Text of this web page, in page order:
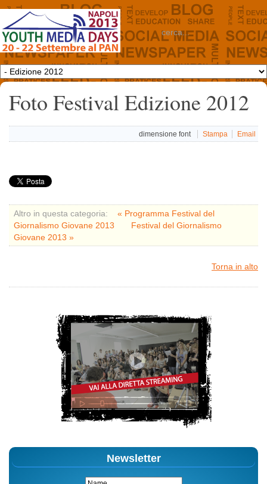
Foto Festival Edizione 2012
dimensione font Stampa Email
Altro in questa categoria:
« Programma Festival del
Giornalismo Giovane 2013
Festival del Giornalismo
Giovane 2013 »
Torna in alto
Newsletter